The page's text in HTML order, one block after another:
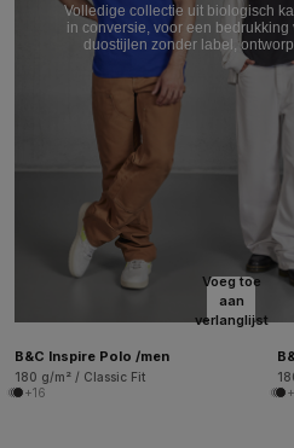
Volledige collectie uit biologisch
in conversie, voor een
duostijlen zonder label,
Voeg toe
aan
verlanglijst
B&C Inspire Polo /men
180 g/m² / Classic Fit
+16